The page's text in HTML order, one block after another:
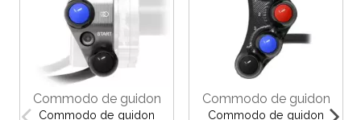
Commodo de guidon
Commodo de guidon
Commodo de guidon
Commodo de guidon